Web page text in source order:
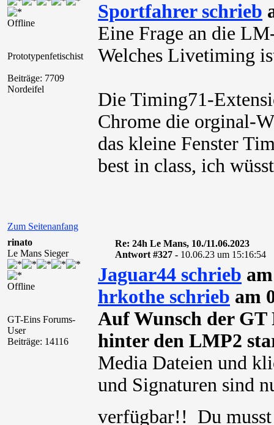
Offline
Prototypenfetischist
Beiträge: 7709
Nordeifel
Sportfahrer schrieb
Eine Frage an die
Welches Livetiming
Die Timing71-
Chrome die orginal-
das kleine Fenster
best in class, ich
Zum Seitenanfang
rinato
Le Mans Sieger
Offline
GT-Eins Forums-
User
Beiträge: 14116
Re: 24h Le Mans, 10./11.06.2023
Antwort #327 - 10.06.23 um 15:16:54
Jaguar44 schrieb
hrkothe schrieb am
Auf Wunsch der
hinter den LMP2
Media Dateien und
und Signaturen sind
verfügbar!! Du